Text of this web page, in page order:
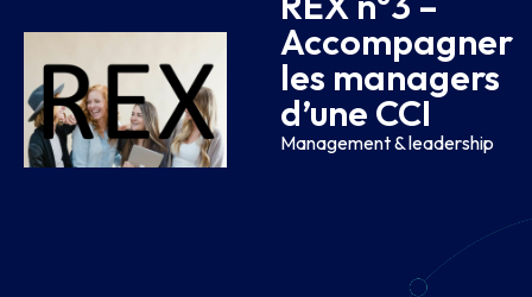
Accompagner
les managers
d’une CCI
Management & leadership